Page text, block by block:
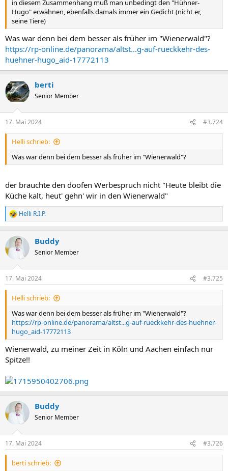
in diesem Zusammenhang muß man unbedingt den "Hühner-
Hugo" erwähnen, ebenfalls damals immer ein Gedicht (nicht er,
seine Tiere)
Was war denn bei dem besser als früher im "Wienerwald"?
https://rp-online.de/panorama/altst...g-auf-rueckkehr-des-
huehner-hugo_aid-17772113
berti
Senior Member
17. Mai 2024 #3.724
Helli schrieb:
Was war denn bei dem besser als früher im "Wienerwald"?
der brauchte den doofen Werbespruch nicht "Heute bleibt die
Küche kalt, heut' gehn' wir in den Wienerwald"
R
e
k
t
i
n
e
n
Helli R.I.P.
Buddy
Senior Member
17. Mai 2024 #3.725
Helli schrieb:
Was war denn bei dem besser als früher im "Wienerwald"?
https://rp-online.de/panorama/altst...g-auf-rueckkehr-des-huehner-
hugo_aid-17772113
Wienerwald, zu meiner Zeit in Köln und Aachen einfach nur
Spitze!!
Buddy
Senior Member
17. Mai 2024 #3.726
berti schrieb: